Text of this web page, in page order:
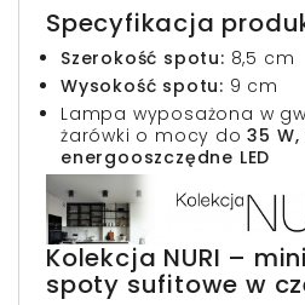
Specyfikacja
Szerokość spotu: 8,5 cm
Wysokość spotu: 9 cm
Lampa wyposażona w
żarówki o mocy do35
energooszczędne LED
Kolekcja NURI –
spoty sufitowe w